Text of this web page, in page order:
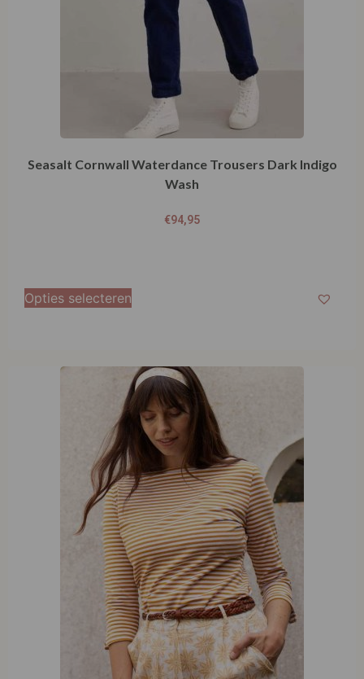
Seasalt Cornwall Waterdance Trousers Dark Indigo
Wash
€94,95
Opties selecteren